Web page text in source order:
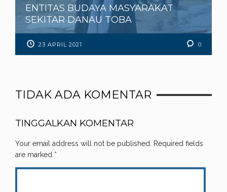
ENTITAS BUDAYA MASYARAKAT
SEKITAR DANAU TOBA
23 APRIL 2021 0
TIDAK ADA KOMENTAR
TINGGALKAN KOMENTAR
Your email address will not be published. Required fields
are marked *